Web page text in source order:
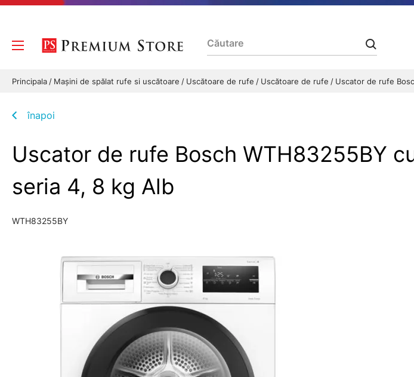
Principala Mașini de spălat rufe si uscătoare Uscătoare de rufe Uscătoare de rufe Uscator de rufe
înapoi
Uscator de rufe Bosch WTH83255BY
seria 4, 8 kg Alb
WTH83255BY